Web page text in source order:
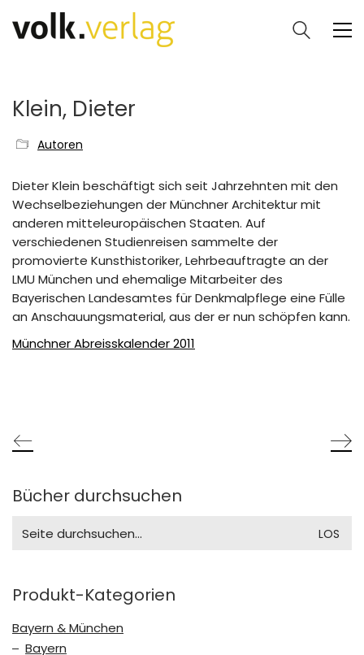
Klein, Dieter
Autoren
Dieter Klein beschäftigt sich seit Jahrzehnten mit den
Wechselbeziehungen der Münchner Architektur mit
anderen mitteleuropäischen Staaten. Auf
verschiedenen Studienreisen sammelte der
promovierte Kunsthistoriker, Lehrbeauftragte an der
LMU München und ehemalige Mitarbeiter des
Bayerischen Landesamtes für Denkmalpflege eine Fülle
an Anschauungsmaterial, aus der er nun schöpfen kann.
Münchner Abreisskalender 2011
Bücher durchsuchen
for:
Produkt-Kategorien
Bayern & München
Bayern